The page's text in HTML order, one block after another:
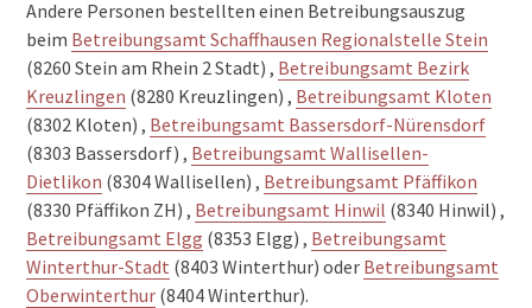
Andere Personen bestellten einen Betreibungsauszug
beim Betreibungsamt Schaffhausen Regionalstelle Stein
(8260 Stein am Rhein 2 Stadt) , Betreibungsamt Bezirk
Kreuzlingen (8280 Kreuzlingen) , Betreibungsamt Kloten
(8302 Kloten) , Betreibungsamt Bassersdorf-Nürensdorf
(8303 Bassersdorf) , Betreibungsamt Wallisellen-
Dietlikon (8304 Wallisellen) , Betreibungsamt Pfäffikon
(8330 Pfäffikon ZH) , Betreibungsamt Hinwil (8340 Hinwil) ,
Betreibungsamt Elgg (8353 Elgg) , Betreibungsamt
Winterthur-Stadt (8403 Winterthur) oder Betreibungsamt
Oberwinterthur (8404 Winterthur).